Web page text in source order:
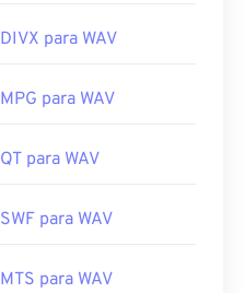
DIVX para WAV
MPG para WAV
QT para WAV
SWF para WAV
MTS para WAV